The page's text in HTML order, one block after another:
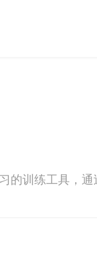
的训练工具，